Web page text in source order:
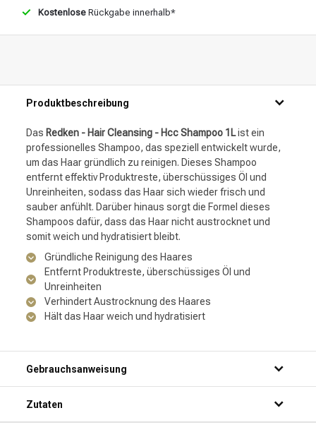
Kostenlose Rückgabe innerhalb*
Produktbeschreibung
Das Redken - Hair Cleansing - Hcc Shampoo 1List ein
professionelles Shampoo, das speziell entwickelt wurde,
um das Haar gründlich zu reinigen. Dieses Shampoo
entfernt effektiv Produktreste, überschüssiges Öl und
Unreinheiten, sodass das Haar sich wieder frisch und
sauber anfühlt. Darüber hinaus sorgt die Formel dieses
Shampoos dafür, dass das Haar nicht austrocknet und
somit weich und hydratisiert bleibt.
Gründliche Reinigung des Haares
Entfernt Produktreste, überschüssiges Öl und
Unreinheiten
Verhindert Austrocknung des Haares
Hält das Haar weich und hydratisiert
Gebrauchsanweisung
Schritt 2: Trage eine kleine Menge des Produkts auf deine
Handflächen auf.
Zutaten